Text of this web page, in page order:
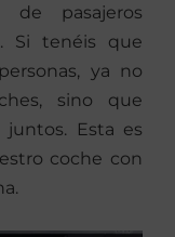
pasajeros
Si tenéis que
ya no
sino que
Esta es
coche con